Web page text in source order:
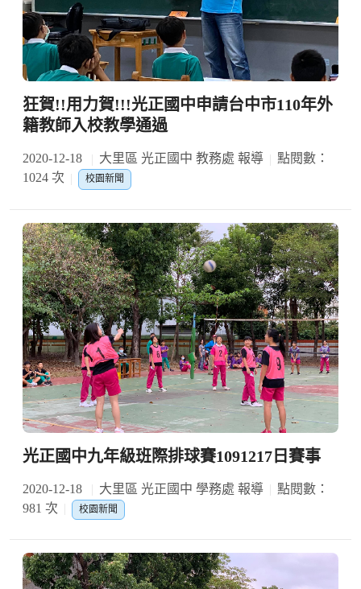
狂賀!!用力賀!!!光正國中申請台中市110年外
籍教師入校教學通過
2020-12-18 大里區 光正國中 教務處 報導
點閱數：
1024 次
校園新聞
光正國中九年級班際排球賽1091217日賽事
2020-12-18 大里區 光正國中 學務處 報導
點閱數：
981 次
校園新聞